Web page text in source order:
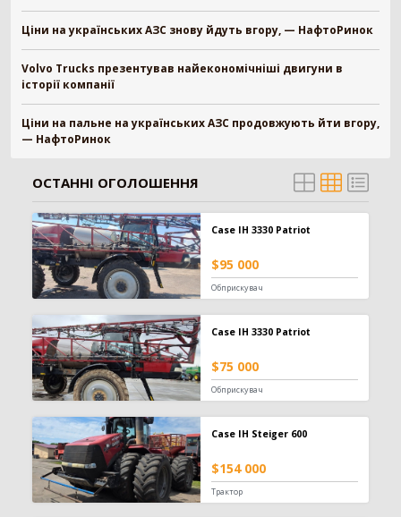
Заготівля сіна 618
Прес-підбирач рулонний
Граблі-ворошилки
71
Косарка-плющилка
Техніка для тваринництва 53
Кормозмішувач
Коток для силоса
Подрібнювач рулонів
Прес для силосу
Зрошування
Система зрошування
Ціни на українських АЗС знову йдуть вгору, — НафтоРинок
Volvo Trucks презентував найекономічніші двигуни в
історії компанії
Ціни на пальне на українських АЗС продовжують йти вгору,
— НафтоРинок
ОСТАННІ ОГОЛОШЕННЯ
Case IH 3330 Patriot
$95 000
Обприскувач
Case IH 3330 Patriot
$75 000
Обприскувач
Case IH Steiger 600
$154 000
Трактор